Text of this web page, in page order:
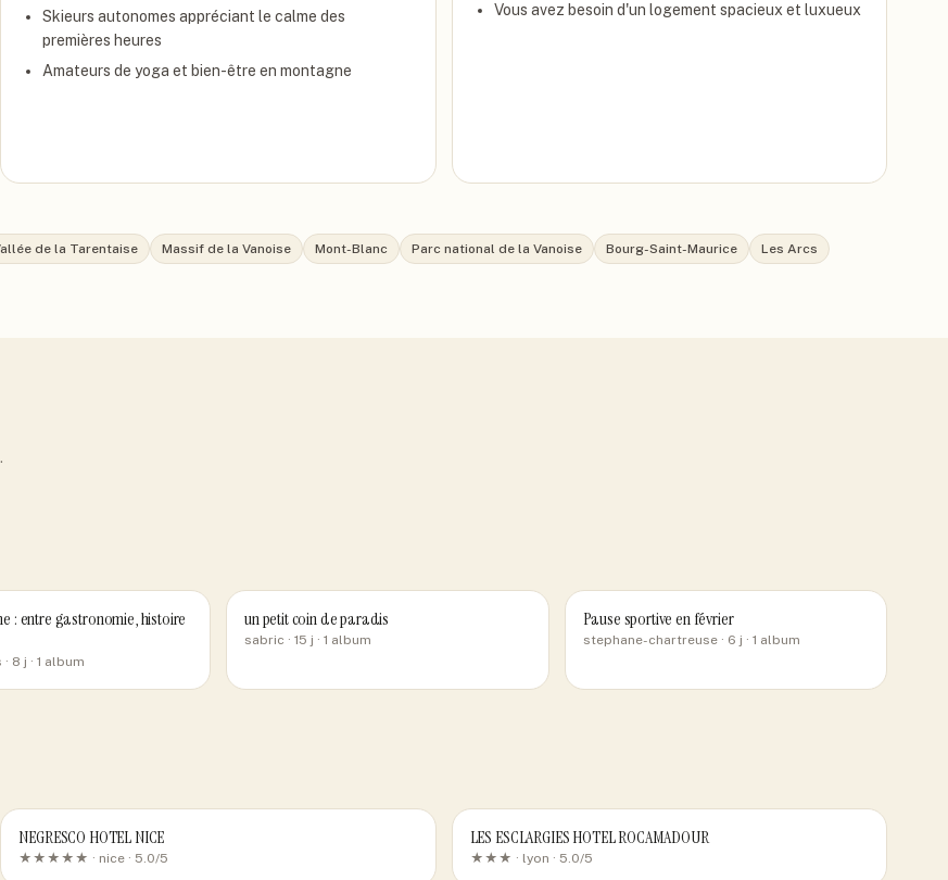
Skieurs autonomes appréciant le calme des
premières heures
Amateurs de yoga et bien-être en montagne
Vous avez besoin d'un logement spacieux et luxueux
de la Tarentaise Massif de la Vanoise Mont-Blanc Parc national de la Vanoise Bourg-Saint-Maurice
Les Arcs
: entre gastronomie, histoire
· 8 j · 1 album
un petit coin de paradis
sabric · 15 j · 1 album
Pause sportive en février
stephane-chartreuse· 6 j · 1 album
NEGRESCO HOTEL NICE
★★★★★ · nice · 5.0/5
LES ESCLARGIES HOTEL ROCAMADOUR
★★★ · lyon · 5.0/5